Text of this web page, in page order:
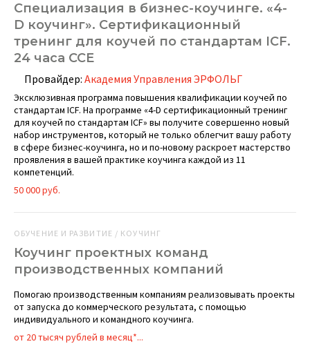
Специализация в бизнес-коучинге. «4-
D коучинг». Сертификационный
тренинг для коучей по стандартам ICF.
24 часа ССЕ
Провайдер: Академия Управления ЭРФОЛЬГ
Эксклюзивная программа повышения квалификации коучей по
стандартам ICF. На программе «4-D сертификационный тренинг
для коучей по стандартам ICF» вы получите совершенно новый
набор инструментов, который не только облегчит вашу работу
в сфере бизнес-коучинга, но и по-новому раскроет мастерство
проявления в вашей практике коучинга каждой из 11
компетенций.
50 000 руб.
ОБУЧЕНИЕ И РАЗВИТИЕ / КОУЧИНГ
Коучинг проектных команд
производственных компаний
Помогаю производственным компаниям реализовывать проекты
от запуска до коммерческого результата, с помощью
индивидуального и командного коучинга.
от 20 тысяч рублей в месяц*...